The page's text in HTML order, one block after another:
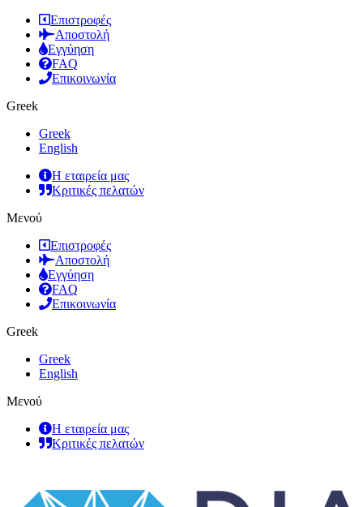
Επιστροφές
Αποστολή
Εγγύηση
FAQ
Επικοινωνία
Greek
Greek
English
Η εταιρεία μας
Κριτικές πελατών
Μενού
Επιστροφές
Αποστολή
Εγγύηση
FAQ
Επικοινωνία
Greek
Greek
English
Μενού
Η εταιρεία μας
Κριτικές πελατών